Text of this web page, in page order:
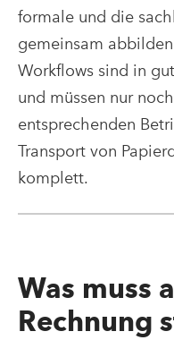
formale und die
gemeinsam
Workflows sind in
und müssen nur
entsprechenden
Transport von
komplett.
Was muss
Rechnung